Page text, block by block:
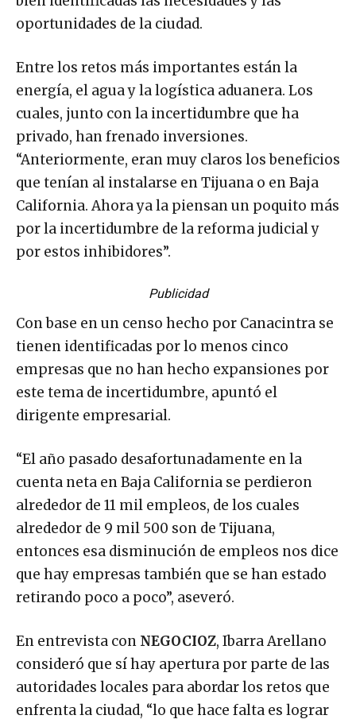
oportunidades de la ciudad.
Entre los retos más importantes están la
energía, el agua y la logística aduanera. Los
cuales, junto con la incertidumbre que ha
privado, han frenado inversiones.
“Anteriormente, eran muy claros los beneficios
que tenían al instalarse en Tijuana o en Baja
California. Ahora ya la piensan un poquito más
por la incertidumbre de la reforma judicial y
por estos inhibidores”.
Publicidad
Con base en un censo hecho por Canacintra se
tienen identificadas por lo menos cinco
empresas que no han hecho expansiones por
este tema de incertidumbre, apuntó el
dirigente empresarial.
“El año pasado desafortunadamente en la
cuenta neta en Baja California se perdieron
alrededor de 11 mil empleos, de los cuales
alrededor de 9 mil 500 son de Tijuana,
entonces esa disminución de empleos nos dice
que hay empresas también que se han estado
retirando poco a poco”, aseveró.
En entrevista con NEGOCIOZ, Ibarra Arellano
consideró que sí hay apertura por parte de las
autoridades locales para abordar los retos que
enfrenta la ciudad, “lo que hace falta es lograr